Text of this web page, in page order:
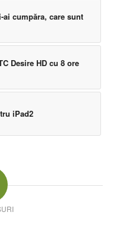
cumpăra, care sunt
Desire HD cu 8 ore
iPad2